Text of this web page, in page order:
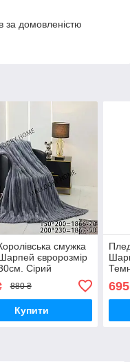
за домовленістю
смужка
євророзмір
Сірий
880 ₴
Купити
695